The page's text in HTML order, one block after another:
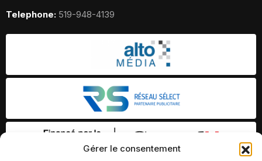
Gérer le consentement
Telephone: 519-948-4139